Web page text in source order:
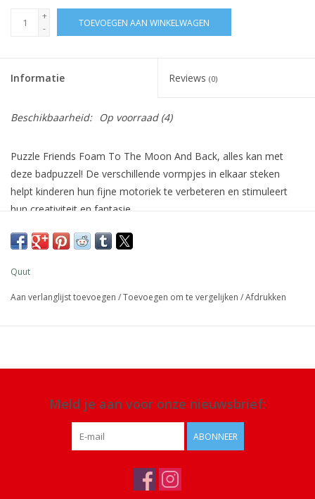
+
-
TOEVOEGEN AAN WINKELWAGEN
Informatie Reviews (0)
Beschikbaarheid: Op voorraad(4)
Puzzle Friends Foam To The Moon And Back, alles kan met
deze badpuzzel! De verschillende vormpjes in elkaar steken
helpt kinderen hun fijne motoriek te verbeteren en stimuleert
hun creativiteit en fantasie.
Afmeting: verpakking 29 x 21 x 3,5 cm
elk gebruik en plaats op een locatie waar het volledig kan
Quut
Aan verlanglijst toevoegen /Toevoegen om te vergelijken /Afdrukken
Meld je aan voor onze nieuwsbrief:
ABONNEER